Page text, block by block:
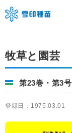
牧草と園芸
第23巻・第3号
登録日：1975.03.01